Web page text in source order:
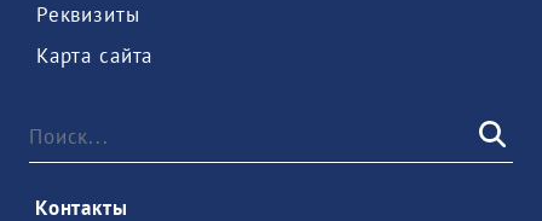
Реквизиты
Карта сайта
Контакты